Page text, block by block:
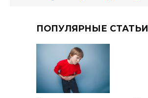
ПОПУЛЯРНЫЕ СТАТЬИ